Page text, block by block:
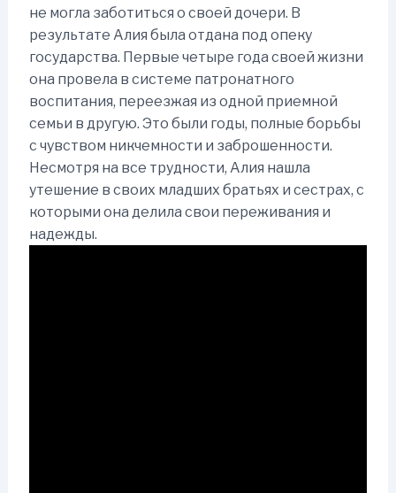
не могла заботиться о своей дочери. В
результате Алия была отдана под опеку
государства. Первые четыре года своей жизни
она провела в системе патронатного
воспитания, переезжая из одной приемной
семьи в другую. Это были годы, полные борьбы
с чувством никчемности и заброшенности.
Несмотря на все трудности, Алия нашла
утешение в своих младших братьях и сестрах, с
которыми она делила свои переживания и
надежды.